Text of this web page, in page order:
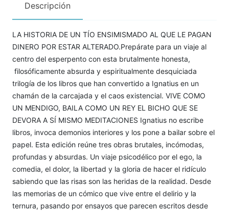
Descripción
LA HISTORIA DE UN TÍO ENSIMISMADO AL QUE LE PAGAN
DINERO POR ESTAR ALTERADO.Prepárate para un viaje al
centro del esperpento con esta brutalmente honesta,
filosóficamente absurda y espiritualmente desquiciada
trilogía de los libros que han convertido a Ignatius en un
chamán de la carcajada y el caos existencial. VIVE COMO
UN MENDIGO, BAILA COMO UN REY EL BICHO QUE SE
DEVORA A SÍ MISMO MEDITACIONES Ignatius no escribe
libros, invoca demonios interiores y los pone a bailar sobre el
papel. Esta edición reúne tres obras brutales, incómodas,
profundas y absurdas. Un viaje psicodélico por el ego, la
comedia, el dolor, la libertad y la gloria de hacer el ridículo
sabiendo que las risas son las heridas de la realidad. Desde
las memorias de un cómico que vive entre el delirio y la
ternura, pasando por ensayos que parecen escritos desde